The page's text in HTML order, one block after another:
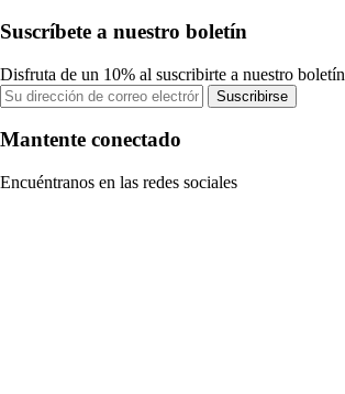
Suscríbete a nuestro boletín
Disfruta de un 10% al suscribirte a nuestro boletín
Suscribirse
Mantente conectado
Encuéntranos en las redes sociales